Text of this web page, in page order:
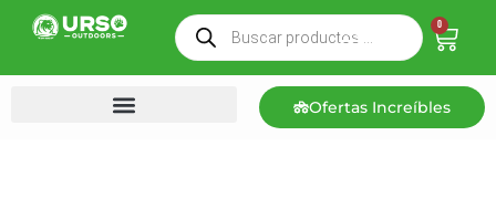
0
Ofertas Increíbles